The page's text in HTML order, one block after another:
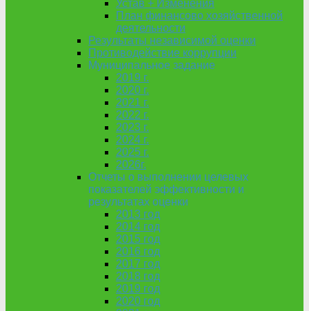
Устав + Изменения
План финансово хозяйственной
деятельности
Результаты независимой оценки
Противодействие коррупции
Муниципальное задание
2019 г.
2020 г.
2021 г.
2022 г.
2023 г.
2024 г.
2025 г.
2026г.
Отчеты о выполнении целевых
показателей эффективности и
результатах оценки
2013 год
2014 год
2015 год
2016 год
2017 год
2018 год
2019 год
2020 год